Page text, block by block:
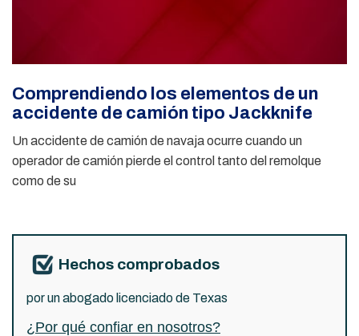
Comprendiendo los elementos de un
accidente de camión tipo Jackknife
Un accidente de camión de navaja ocurre cuando un
operador de camión pierde el control tanto del remolque
como de su
Hechos comprobados
por un abogado licenciado de Texas
¿Por qué confiar en nosotros?